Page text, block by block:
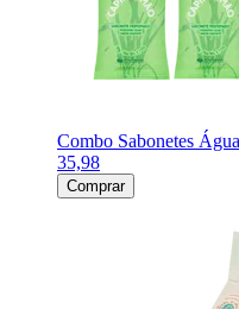
Combo Sabonetes
35,98
Comprar